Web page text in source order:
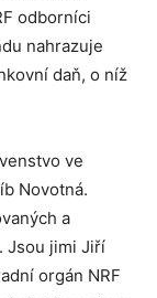
odborníci
nahrazuje
daň, o níž
ve
Novotná.
a
Jsou jimi Jiří
orgán NRF